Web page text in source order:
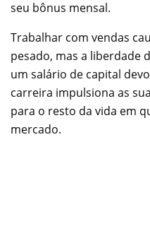
seu bônus mensal.
Trabalhar com vendas
pesado, mas a liberdade
um salário de capital
carreira impulsiona as
para o resto da vida em
mercado.